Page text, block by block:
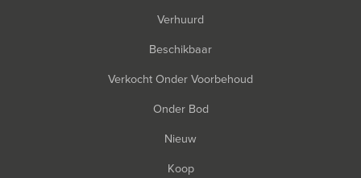
Verhuurd
Beschikbaar
Verkocht Onder Voorbehoud
Onder Bod
Nieuw
Koop